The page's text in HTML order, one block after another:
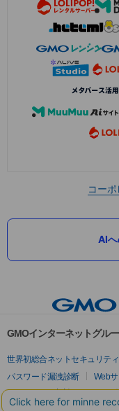
コー
AI
GMOインターネットグル
世界初総合ネットセキュリテ
パスワード漏洩診断
Web
セキュリティ相談AIチャット